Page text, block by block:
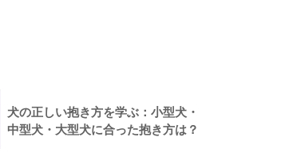
犬の正しい抱き方を学ぶ：小型犬・
中型犬・大型犬に合った抱き方は？